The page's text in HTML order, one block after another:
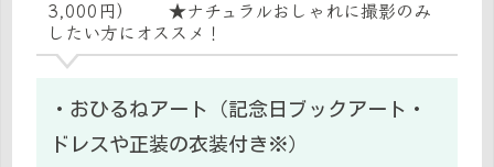
3,000円） ★ナチュラルおしゃれに撮影のみ
したい方にオススメ！
・おひるねアート（記念日ブックアート・
ドレスや正装の衣装付き※）